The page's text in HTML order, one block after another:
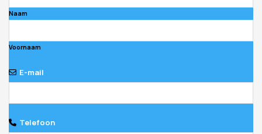
Naam
Voornaam
E-mail
Telefoon